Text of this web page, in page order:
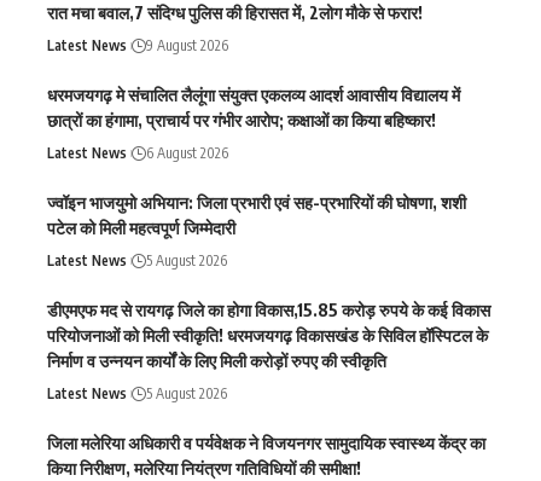
रात मचा बवाल,7 संदिग्ध पुलिस की हिरासत में, 2लोग मौके से फरार!
Latest News 9 August 2026
धरमजयगढ़ मे संचालित लैलूंगा संयुक्त एकलव्य आदर्श आवासीय विद्यालय में
छात्रों का हंगामा, प्राचार्य पर गंभीर आरोप; कक्षाओं का किया बहिष्कार!
Latest News 6 August 2026
ज्वॉइन भाजयुमो अभियान: जिला प्रभारी एवं सह-प्रभारियों की घोषणा, शशी
पटेल को मिली महत्वपूर्ण जिम्मेदारी
Latest News 5 August 2026
डीएमएफ मद से रायगढ़ जिले का होगा विकास,15.85 करोड़ रुपये के कई विकास
परियोजनाओं को मिली स्वीकृति! धरमजयगढ़ विकासखंड के सिविल हॉस्पिटल के
निर्माण व उन्नयन कार्यों के लिए मिली करोड़ों रुपए की स्वीकृति
Latest News 5 August 2026
जिला मलेरिया अधिकारी व पर्यवेक्षक ने विजयनगर सामुदायिक स्वास्थ्य केंद्र का
किया निरीक्षण, मलेरिया नियंत्रण गतिविधियों की समीक्षा!